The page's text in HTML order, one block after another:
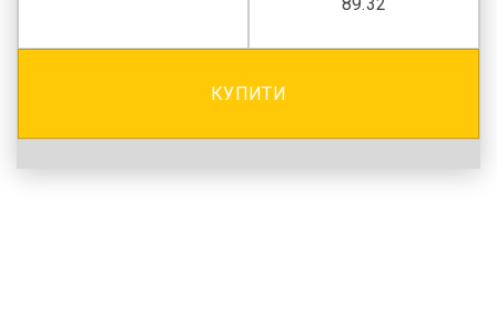
КУПИТИ